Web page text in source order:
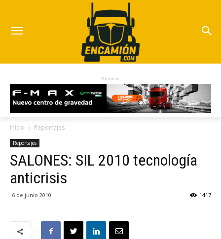
Anuncio
Inicio Reportajes
Reportajes
SALONES: SIL 2010 tecnología
anticrisis
6 de junio 2010 1417